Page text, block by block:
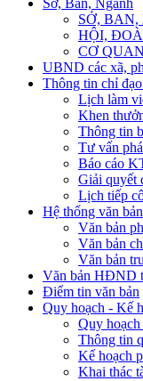
Sở, Ban, Ngành
SỞ,
HỘI,
CƠ
UBND các xã,
Thông tin chỉ
Lịch làm
Khen
Thông tin
Tư vấn
Báo cáo
Giải quyết
Lịch tiếp
Hệ thống văn bản
Văn bản
Văn bản
Văn bản
Văn bản HĐND
Điểm tin văn bản
Quy hoạch - Kế
Quy
Thông tin
Kế hoạch
Khai thác